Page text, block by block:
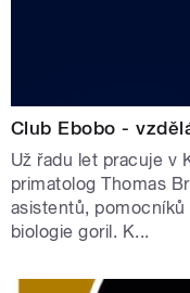
Club Ebobo -
Už řadu let pracuje v
primatolog Thomas
asistentů,
biologie goril. K...